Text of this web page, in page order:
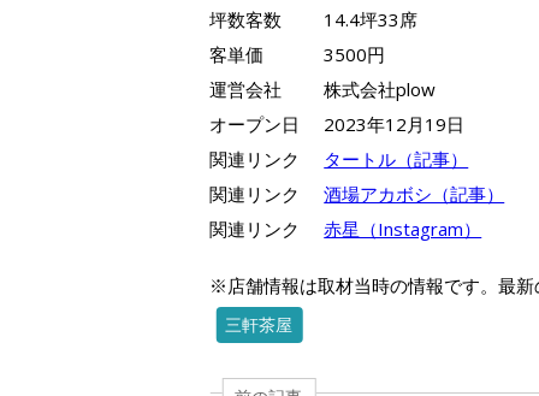
坪数客数
14.4坪33席
客単価
3500円
運営会社
株式会社plow
オープン日
2023年12月19日
関連リンク
タートル（記事）
関連リンク
酒場アカボシ（記事）
関連リンク
赤星（Instagram）
※店舗情報は取材当時の情報です。最
三軒茶屋